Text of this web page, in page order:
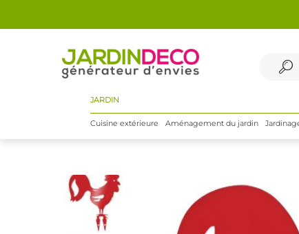
JARDIN
Cuisine extérieure Aménagement du jardin